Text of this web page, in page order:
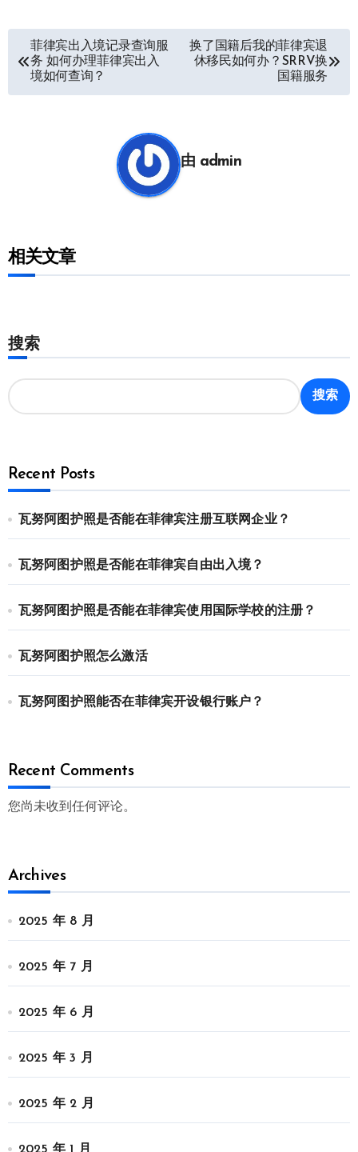
章
导
菲律宾出入境记录查询服
务 如何办理菲律宾出入
境如何查询？
换了国籍后我的菲律宾退
休移民如何办？SRRV换
国籍服务
由 admin
相关文章
搜索
搜索
Recent Posts
瓦努阿图护照是否能在菲律宾注册互联网企业？
瓦努阿图护照是否能在菲律宾自由出入境？
瓦努阿图护照是否能在菲律宾使用国际学校的注册？
瓦努阿图护照怎么激活
瓦努阿图护照能否在菲律宾开设银行账户？
Recent Comments
您尚未收到任何评论。
Archives
2025 年 8 月
2025 年 7 月
2025 年 6 月
2025 年 3 月
2025 年 2 月
2025 年 1 月